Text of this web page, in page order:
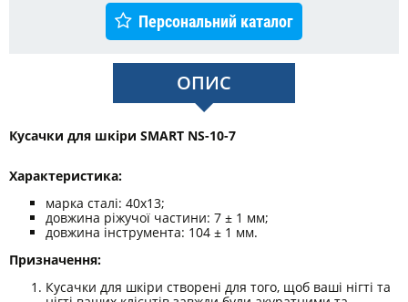
Персональний каталог
ОПИС
Кусачки для шкіри SMART NS-10-7
Характеристика:
марка сталі: 40х13;
довжина ріжучої частини: 7 ± 1 мм;
довжина інструмента: 104 ± 1 мм.
Призначення:
Кусачки для шкіри створені для того, щоб ваші нігті та